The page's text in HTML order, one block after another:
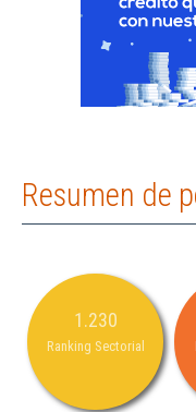
Resumen de
1.230
Ranking Sectorial